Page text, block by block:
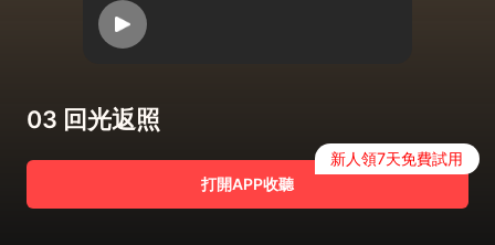
03 回光返照
打開APP收聽
新人領7天免費試用